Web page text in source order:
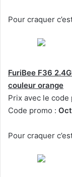
Pour craquer
FuriBee F36
couleur orange
Prix avec le code
Code promo :
Pour craquer